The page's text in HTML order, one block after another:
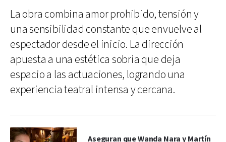
La obra combina amor prohibido, tensión y
una sensibilidad constante que envuelve al
espectador desde el inicio. La dirección
apuesta a una estética sobria que deja
espacio a las actuaciones, logrando una
experiencia teatral intensa y cercana.
Aseguran que Wanda Nara y Martín